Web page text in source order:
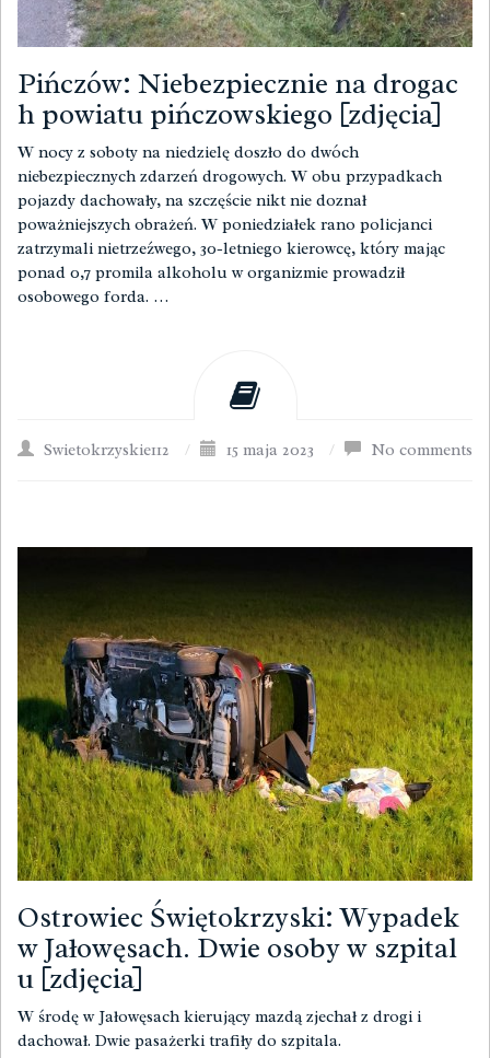
Pińczów: Niebezpiecznie na drogac
h powiatu pińczowskiego [zdjęcia]
W nocy z soboty na niedzielę doszło do dwóch
niebezpiecznych zdarzeń drogowych. W obu przypadkach
pojazdy dachowały, na szczęście nikt nie doznał
poważniejszych obrażeń. W poniedziałek rano policjanci
zatrzymali nietrzeźwego, 30-letniego kierowcę, który mając
ponad 0,7 promila alkoholu w organizmie prowadził
osobowego forda. …
Swietokrzyskie112 / 15 maja 2023 / No comments
Ostrowiec Świętokrzyski: Wypadek
w Jałowęsach. Dwie osoby w szpital
u [zdjęcia]
W środę w Jałowęsach kierujący mazdą zjechał z drogi i
dachował. Dwie pasażerki trafiły do szpitala.